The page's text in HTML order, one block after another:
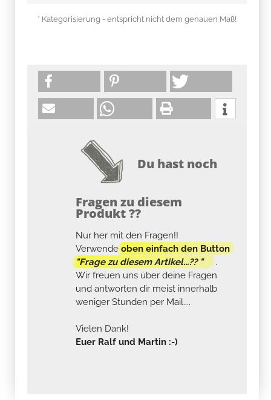
* Kategorisierung - entspricht nicht dem genauen Maß!
Du hast noch
Fragen zu diesem
Produkt ??
Nur her mit den Fragen!!
Verwendeoben einfach den Button
"Frage zu diesem Artikel...?? "
.
Wir freuen uns über deine Fragen
und antworten dir meist innerhalb
weniger Stunden per Mail....
Vielen Dank!
Euer Ralf und Martin :-)